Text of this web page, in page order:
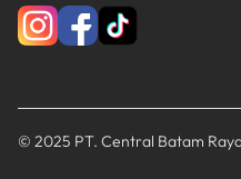
© 2025 PT. Central Batam